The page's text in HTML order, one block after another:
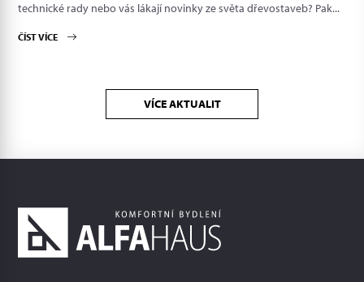
technické rady nebo vás lákají novinky ze světa dřevostaveb? Pak...
ČÍST VÍCE
VÍCE AKTUALIT